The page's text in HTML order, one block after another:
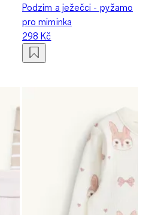
Podzim a ježečci - pyžamo
pro miminka
298 Kč